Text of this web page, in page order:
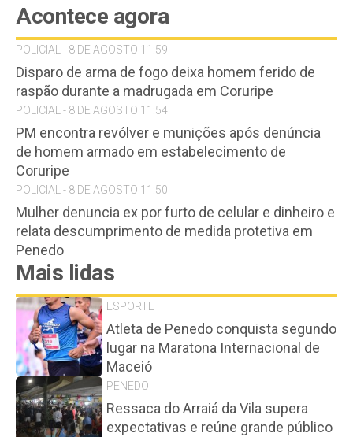
Acontece agora
POLICIAL - 8 DE AGOSTO 11:59
Disparo de arma de fogo deixa homem ferido de
raspão durante a madrugada em Coruripe
POLICIAL - 8 DE AGOSTO 11:54
PM encontra revólver e munições após denúncia
de homem armado em estabelecimento de
Coruripe
POLICIAL - 8 DE AGOSTO 11:50
Mulher denuncia ex por furto de celular e dinheiro e
relata descumprimento de medida protetiva em
Penedo
Mais lidas
ESPORTE
Atleta de Penedo conquista segundo
lugar na Maratona Internacional de
Maceió
PENEDO
Ressaca do Arraiá da Vila supera
expectativas e reúne grande público